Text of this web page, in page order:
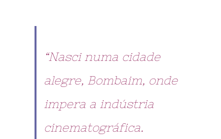
“Nasci numa cidade
alegre, Bombaim, onde
impera a indústria
cinematográfica.